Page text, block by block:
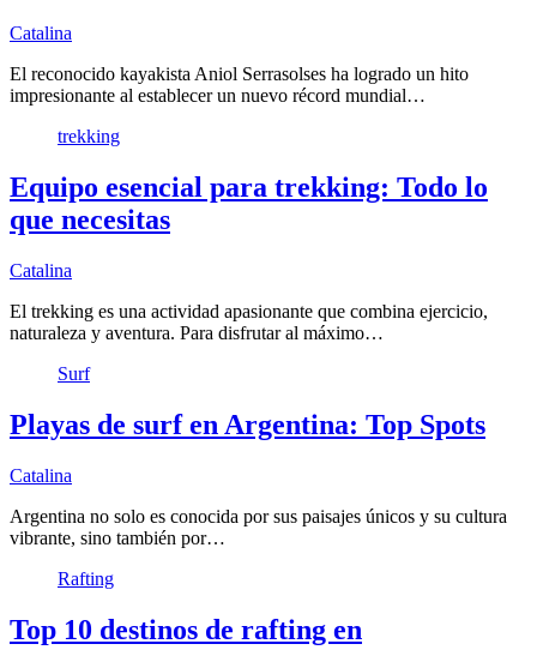
Catalina
El reconocido kayakista Aniol Serrasolses ha logrado un hito
impresionante al establecer un nuevo récord mundial…
trekking
Equipo esencial para trekking: Todo lo
que necesitas
Catalina
El trekking es una actividad apasionante que combina ejercicio,
naturaleza y aventura. Para disfrutar al máximo…
Surf
Playas de surf en Argentina: Top Spots
Catalina
Argentina no solo es conocida por sus paisajes únicos y su cultura
vibrante, sino también por…
Rafting
Top 10 destinos de rafting en